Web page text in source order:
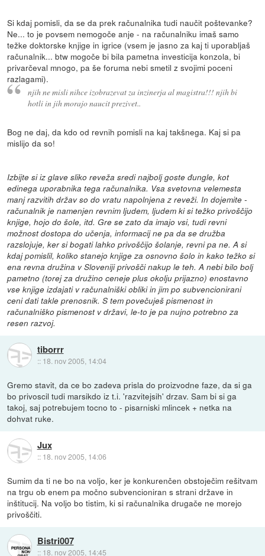
Si kdaj pomisli, da se da prek računalnika tudi naučit poštevanke?
Ne... to je povsem nemogoče anje - na računalniku imaš samo
težke doktorske knjige in igrice (vsem je jasno za kaj ti uporabljaš
računalnik... btw mogoče bi bila pametna investicija konzola, bi
privarčeval mnogo, pa še foruma nebi smetil z svojimi poceni
razlagami).
njih ne misli nihce izobrazevat za inzinerja al magistra!!! njih bi
hotli in jih morajo naucit prezivet..
Bog ne daj, da kdo od revnih pomisli na kaj takšnega. Kaj si pa
mislijo da so!
Izbijte si iz glave sliko reveža sredi najbolj goste đungle, kot
edinega uporabnika tega računalnika. Vsa svetovna velemesta
manj razvitih držav so do vratu napolnjena z reveži. In dojemite -
računalnik je namenjen revnim ljudem, ljudem ki si težko privoščijo
knjige, hojo do šole, itd. Gre se zato da imajo vsi, tudi revni
možnost dostopa do učenja, informacij ne pa da se družba
razslojuje, ker si bogati lahko privoščijo šolanje, revni pa ne. A si
kdaj pomislil, koliko stanejo knjige za osnovno šolo in kako težko si
ena revna družina v Sloveniji privošči nakup le teh. A nebi bilo bolj
pametno (torej za družino ceneje plus okolju prijazno) enostavno
vse knjige izdajati v računalniški obliki in jim po subvencionirani
ceni dati takle prenosnik. S tem povečuješ pismenost in
računalniško pismenost v državi, le-to je pa nujno potrebno za
resen razvoj.
tiborrr
:: 18. nov 2005, 14:04
Gremo stavit, da ce bo zadeva prisla do proizvodne faze, da si ga
bo privoscil tudi marsikdo iz t.i. 'razvitejsih' drzav. Sam bi si ga
takoj, saj potrebujem tocno to - pisarniski mlincek + netka na
dohvat ruke.
Jux
:: 18. nov 2005, 14:06
Sumim da ti ne bo na voljo, ker je konkurenčen obstoječim rešitvam
na trgu ob enem pa močno subvencioniran s strani države in
inštitucij. Na voljo bo tistim, ki si računalnika drugače ne morejo
privoščiti.
Bistri007
:: 18. nov 2005, 14:45